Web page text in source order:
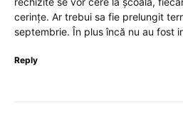
cerințe. Ar trebui sa fie prelungit
septembrie. În plus încă nu au fost
Reply